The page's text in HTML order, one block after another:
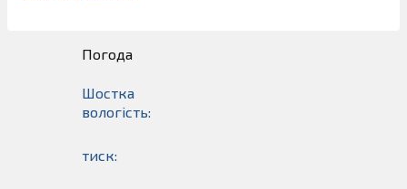
Погода
Шостка
вологість:
тиск: